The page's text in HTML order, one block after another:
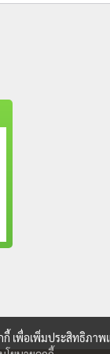
กี้ เพื่อเพิ่มประสิทธิภา